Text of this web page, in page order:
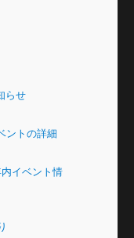
らせ
ントの詳細
イベント情